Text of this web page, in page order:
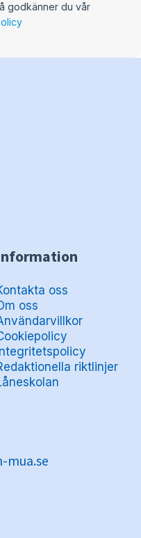
godkänner du vår
oss
oss
Integritetspolicy
riktlinjer
mua.se